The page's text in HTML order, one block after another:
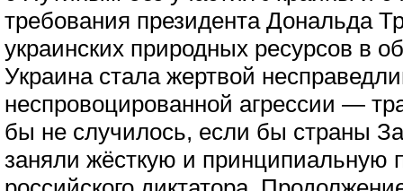
требования президента Дональда
украинских природных ресурсов в
Украина стала жертвой
неспровоцированной агрессии —
бы не случилось, если бы страны
заняли жёсткую и принципиальную